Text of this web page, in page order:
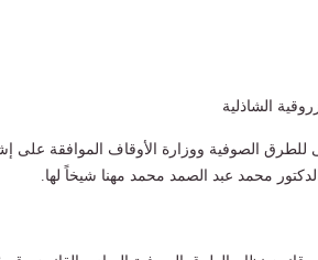
الشاذلية
الصوفية ووزارة الأوقاف الموافقة على
محمد عبد الصمد محمد مهنا شيخاً لها.